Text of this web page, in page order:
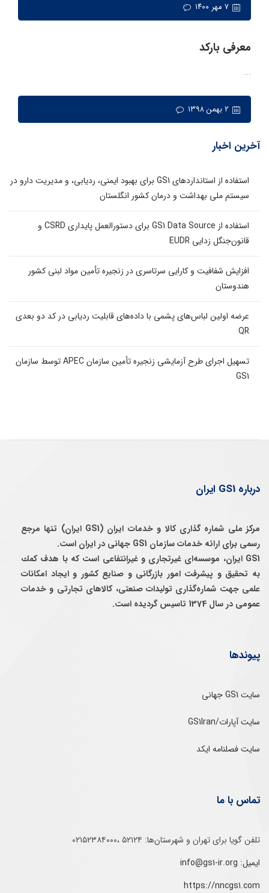
۷ مهر ۱۴۰۰
معرفی بارکد
...
آخرین اخبار
استفاده از استانداردهای GS1 برای بهبود ایمنی، ردیابی، و مدیریت دارو در
سیستم ملی بهداشت و درمان کشور انگلستان
استفاده از GS1 Data Source برای دستورالعمل پایداری CSRD و
قانون‌جنگل زدایی EUDR
افزایش شفافیت و کارایی سرتاسری در زنجیره تأمین مواد لبنی کشور
هندوستان
عرضه اولین لباس‌های پشمی با داده‌های قابلیت ردیابی در کد دو بعدی
QR
تسهیل اجرای طرح آزمایشی زنجیره تأمین سازمان APEC توسط سازمان
GS1
درباره GS1 ایران
مرکز ملی شماره گذاری کالا و خدمات ایران (GS1 ایران) تنها مرجع
رسمی برای ارائه خدمات سازمان GS1 جهانی در ایران است.
GS1 ایران، موسسه‌ای غيرتجاری و غيرانتفاعی است كه با هدف كمك
به تحقيق و پيشرفت امور بازرگانی و صنايع كشور و ايجاد امكانات
علمی جهت شماره‌گذاری توليدات صنعتی، كالاهای تجارتی و خدمات
عمومی در سال 1374 تاسيس گرديده است.
پیوندها
سایت GS1 جهانی
سایت آپارات/GS1Iran
سایت فصلنامه ایکد
تماس با ما
تلفن‌ گویا برای‌ تهران‌‌ و‌ شهرستان‌ها:‌ ۵۲۱۲۴ ،۰۲۱۵۲۳۸۴۰۰۰
ایمیل: info@gs1-ir.org
https://nncgs1.com